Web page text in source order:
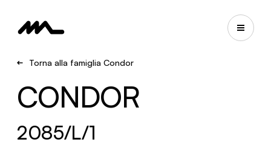
Torna alla famiglia Condor
CONDOR
2085/L/1